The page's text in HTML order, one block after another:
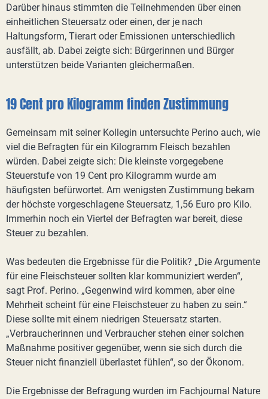
Darüber hinaus stimmten die Teilnehmenden über einen
einheitlichen Steuersatz oder einen, der je nach
Haltungsform, Tierart oder Emissionen unterschiedlich
ausfällt, ab. Dabei zeigte sich: Bürgerinnen und Bürger
unterstützen beide Varianten gleichermaßen.
19 Cent pro Kilogramm finden Zustimmung
Gemeinsam mit seiner Kollegin untersuchte Perino auch, wie
viel die Befragten für ein Kilogramm Fleisch bezahlen
würden. Dabei zeigte sich: Die kleinste vorgegebene
Steuerstufe von 19 Cent pro Kilogramm wurde am
häufigsten befürwortet. Am wenigsten Zustimmung bekam
der höchste vorgeschlagene Steuersatz, 1,56 Euro pro Kilo.
Immerhin noch ein Viertel der Befragten war bereit, diese
Steuer zu bezahlen.
Was bedeuten die Ergebnisse für die Politik? „Die Argumente
für eine Fleischsteuer sollten klar kommuniziert werden“,
sagt Prof. Perino. „Gegenwind wird kommen, aber eine
Mehrheit scheint für eine Fleischsteuer zu haben zu sein.“
Diese sollte mit einem niedrigen Steuersatz starten.
„Verbraucherinnen und Verbraucher stehen einer solchen
Maßnahme positiver gegenüber, wenn sie sich durch die
Steuer nicht finanziell überlastet fühlen“, so der Ökonom.
Die Ergebnisse der Befragung wurden im Fachjournal Nature